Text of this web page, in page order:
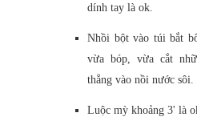
dính tay là ok.
Nhồi bột vào túi bắt
vừa bóp, vừa cắt
thẳng vào nồi nước sôi.
Luộc mỳ khoảng 3' là